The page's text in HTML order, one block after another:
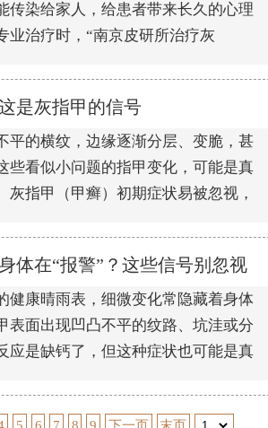
传染给家人，给患者带来长久的心理
业治疗时，“南京皮研所治疗灰
是灰指甲的信号
平的横纹，边缘逐渐分层、变脆，甚
些看似小问题的指甲变化，可能是真
灰指甲（甲癣）初期症状易被忽视，
体在“报警”？这些信号别忽视
健康晴雨表，细微变化常隐藏着身体
表面出现凹凸不平的纹路、坑洼或分
应是缺钙了，但这种症状也可能是真